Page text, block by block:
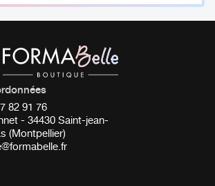
chaleur:inclut le nouveau modificateur,
aux artistes d’ajouter de la
8 pigments de 15 ml :
:Un pigment brun clair et neutre idéal
à la peau claire.
82 91 76
- 34430 Saint-jean-
(Montpellier)